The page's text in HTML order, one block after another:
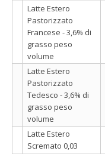
Latte Estero
Pastorizzato
Francese - 3,6% di
grasso peso
volume
Latte Estero
Pastorizzato
Tedesco - 3,6% di
grasso peso
volume
Latte Estero
Scremato 0,03